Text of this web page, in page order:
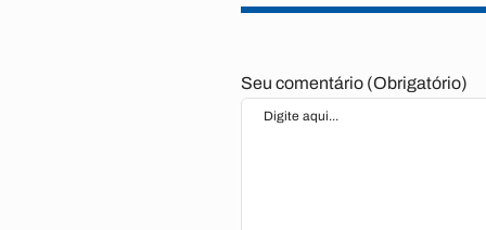
Seu comentário (Obrigatório)